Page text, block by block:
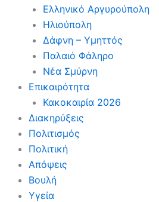
Ελληνικό Αργυρούπολη
Ηλιούπολη
Δάφνη – Υμηττός
Παλαιό Φάληρο
Νέα Σμύρνη
Επικαιρότητα
Κακοκαιρία 2026
Διακηρύξεις
Πολιτισμός
Πολιτική
Απόψεις
Βουλή
Υγεία